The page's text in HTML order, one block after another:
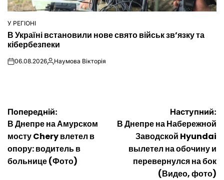
ОПУБЛІКУВАТИ
У
У РЕГІОНІ
В Україні встановили нове свято військ зв’язку та
кібербезпеки
on06.08.2026Опубліковано
Наумова Вікторія
Навігація
записів
Попередній:
В Днепре на Амурском
мосту Chery влетел в
опору: водитель в
больнице (Фото)
Наступний:
В Днепре на Набережной
Заводской Hyundai
вылетел на обочину и
перевернулся на бок
(Видео, фото)